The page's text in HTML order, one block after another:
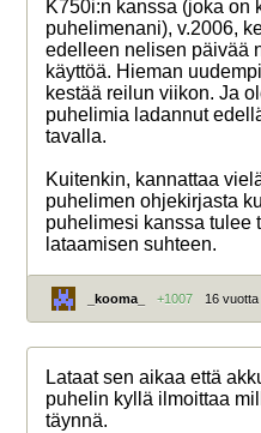
K750i:n kanssa (joka on
puhelimenani), v.2006,
edelleen nelisen päivää
käyttöä. Hieman uudempi
kestää reilun viikon. Ja
puhelimia ladannut
tavalla.
Kuitenkin, kannattaa
puhelimen ohjekirjasta
puhelimesi kanssa tulee
lataamisen suhteen.
_kooma_ +1007 16
Lataat sen aikaa että
puhelin kyllä ilmoittaa
täynnä.